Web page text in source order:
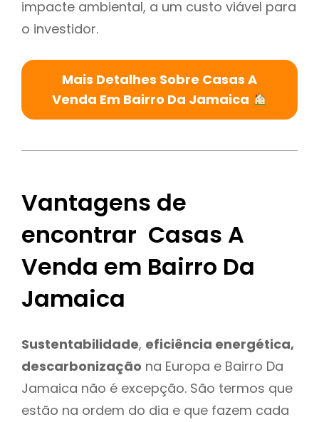
impacte ambiental, a um custo viável para
o investidor.
Mais Detalhes Sobre Casas A
Venda Em Bairro Da Jamaica
Vantagens de
encontrar Casas A
Venda em Bairro Da
Jamaica
Sustentabilidade, eficiência energética,
descarbonização na Europa e Bairro Da
Jamaica não é excepção. São termos que
estão na ordem do dia e que fazem cada